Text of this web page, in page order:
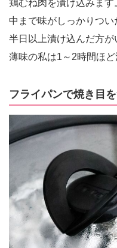
鶏むね肉を漬け込みます
中まで味がしっかりつ
半日以上漬け込んだ方
薄味の私は1～2時間ほ
フライパンで焼き目